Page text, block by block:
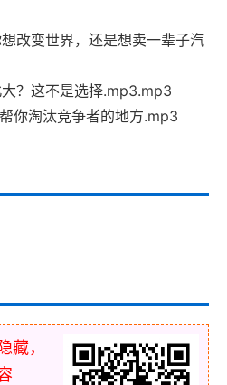
改变世界，还是想卖一辈子汽
？这不是选择.mp3.mp3
你淘汰竞争者的地方.mp3
藏，